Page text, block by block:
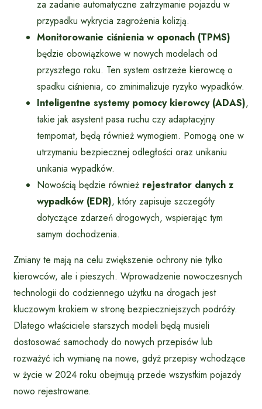
za zadanie automatyczne zatrzymanie pojazdu w
przypadku wykrycia zagrożenia kolizją.
Monitorowanie ciśnienia w oponach (TPMS)
będzie obowiązkowe w nowych modelach od
przyszłego roku. Ten system ostrzeże kierowcę o
spadku ciśnienia, co zminimalizuje ryzyko wypadków.
Inteligentne systemy pomocy kierowcy (ADAS),
takie jak asystent pasa ruchu czy adaptacyjny
tempomat, będą również wymogiem. Pomogą one w
utrzymaniu bezpiecznej odległości oraz unikaniu
unikania wypadków.
Nowością będzie również rejestrator danych z
wypadków (EDR), który zapisuje szczegóły
dotyczące zdarzeń drogowych, wspierając tym
samym dochodzenia.
Zmiany te mają na celu zwiększenie ochrony nie tylko
kierowców, ale i pieszych. Wprowadzenie nowoczesnych
technologii do codziennego użytku na drogach jest
kluczowym krokiem w stronę bezpieczniejszych podróży.
Dlatego właściciele starszych modeli będą musieli
dostosować samochody do nowych przepisów lub
rozważyć ich wymianę na nowe, gdyż przepisy wchodzące
w życie w 2024 roku obejmują przede wszystkim pojazdy
nowo rejestrowane.